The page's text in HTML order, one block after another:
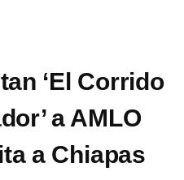
‘El Corrido
a AMLO
a Chiapas